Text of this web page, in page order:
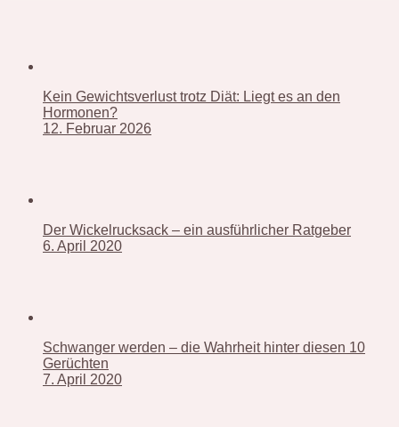
Kein Gewichtsverlust trotz Diät: Liegt es an den
Hormonen?
12. Februar 2026
Der Wickelrucksack – ein ausführlicher Ratgeber
6. April 2020
Schwanger werden – die Wahrheit hinter diesen 10
Gerüchten
7. April 2020